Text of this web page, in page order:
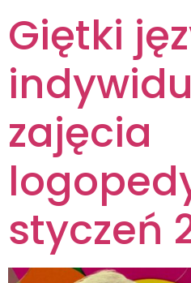
Giętki
zajęcia
styczeń